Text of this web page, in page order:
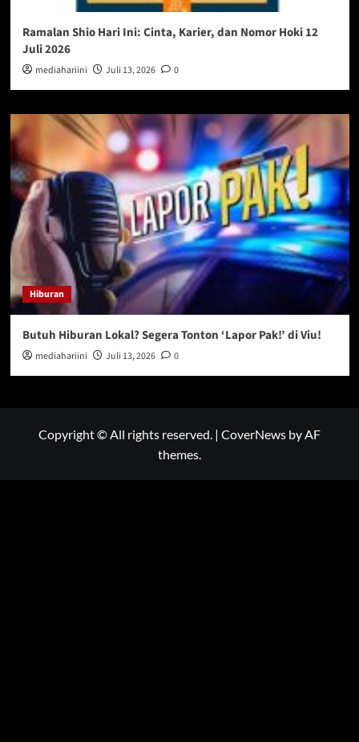
Ramalan Shio Hari Ini: Cinta, Karier, dan Nomor Hoki 12
Juli 2026
mediahariini Juli 13, 2026 0
Hiburan
Butuh Hiburan Lokal? Segera Tonton ‘Lapor Pak!’ di Viu!
mediahariini Juli 13, 2026 0
Copyright © All rights reserved. | CoverNews by AF
themes.